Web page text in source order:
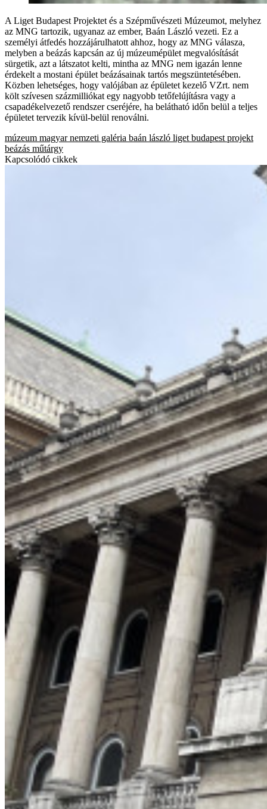
A Liget Budapest Projektet és a Szépművészeti Múzeumot, melyhez
az MNG tartozik, ugyanaz az ember, Baán László vezeti. Ez a
személyi átfedés hozzájárulhatott ahhoz, hogy az MNG válasza,
melyben a beázás kapcsán az új múzeumépület megvalósítását
sürgetik, azt a látszatot kelti, mintha az MNG nem igazán lenne
érdekelt a mostani épület beázásainak tartós megszüntetésében.
Közben lehetséges, hogy valójában az épületet kezelő VZrt. nem
költ szívesen százmilliókat egy nagyobb tetőfelújításra vagy a
csapadékelvezető rendszer cseréjére, ha belátható időn belül a teljes
épületet tervezik kívül-belül renoválni.
múzeum magyar nemzeti galéria baán lászló liget budapest projekt
beázás műtárgy
Kapcsolódó cikkek